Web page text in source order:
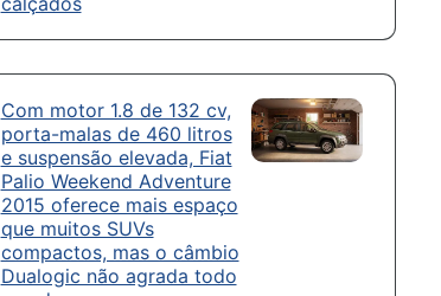
Com motor 1.8 de 132 cv,
porta-malas de 460 litros
e suspensão elevada, Fiat
Palio Weekend Adventure
2015 oferece mais espaço
que muitos SUVs
compactos, mas o câmbio
Dualogic não agrada todo